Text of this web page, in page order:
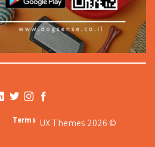
© 2026 UX Themes
Terms